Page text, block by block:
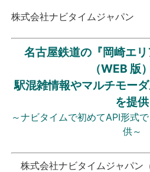
個人向けサービス
法人向けサービス
採用情報
English
株式会社ナビタイムジャパン
名古屋鉄道の『岡崎エ
（WEB 版
駅混雑情報やマルチモー
を提供
～ナビタイムで初めてAPI形式
供～
株式会社ナビタイムジャパン